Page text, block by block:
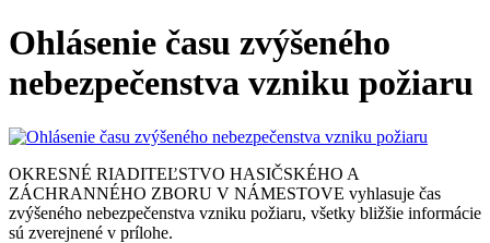
Ohlásenie času zvýšeného
nebezpečenstva vzniku požiaru
OKRESNÉ RIADITEĽSTVO HASIČSKÉHO A
ZÁCHRANNÉHO ZBORU V NÁMESTOVE vyhlasuje čas
zvýšeného nebezpečenstva vzniku požiaru, všetky bližšie informácie
sú zverejnené v prílohe.